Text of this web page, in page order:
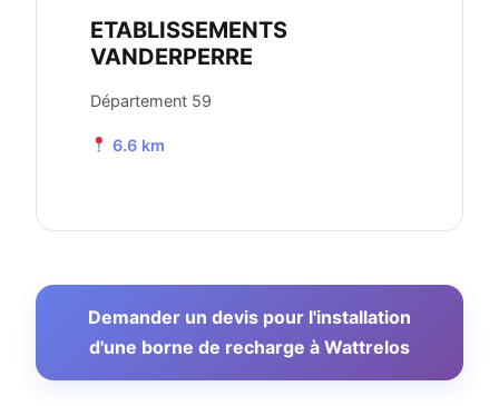
ETABLISSEMENTS
VANDERPERRE
Département 59
6.6 km
Demander un devis pour l'installation
d'une borne de recharge à Wattrelos